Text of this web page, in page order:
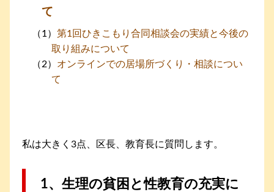
て
第1回ひきこもり合同相談会の実績と今後の
取り組みについて
オンラインでの居場所づくり・相談につい
て
私は大きく3点、区長、教育長に質問します。
1、生理の貧困と性教育の充実に